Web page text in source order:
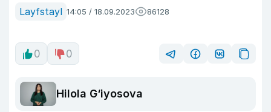
Layfstayl 14:05 / 18.09.2023 86128
0 0
Hilola G‘iyosova